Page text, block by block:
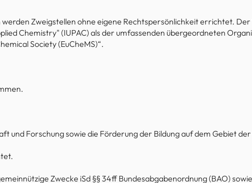
Zweigstellen ohne eigene Rechtspersönlichkeit errichtet. Der
Chemistry" (IUPAC) als der umfassenden übergeordneten
Society (EuCheMS)“.
und Forschung sowie die Förderung der Bildung auf dem Gebiet
Zwecke iSd §§ 34ff Bundesabgabenordnung (BAO)